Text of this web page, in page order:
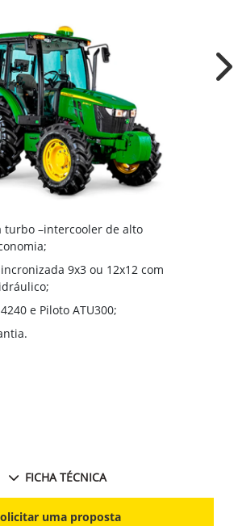
turbo –intercooler de alto
9x3 ou 12x12 com
e Piloto ATU300;
FICHA TÉCNICA
uma proposta